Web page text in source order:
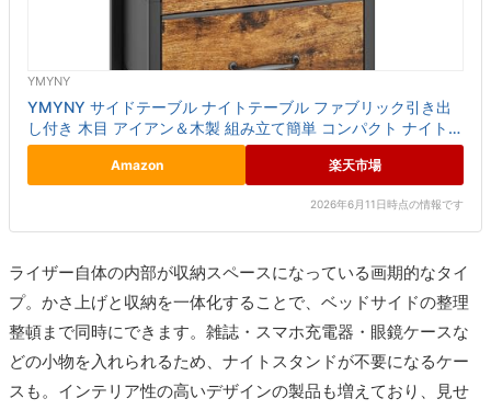
YMYNY
YMYNY サイドテーブル ナイトテーブル ファブリック引き出
し付き 木目 アイアン＆木製 組み立て簡単 コンパクト ナイトス
タンド ベッドサイドテーブル ベッド横 ソファー横 ブ...
Amazon 楽天市場
2026年6月11日時点の情報です
ライザー自体の内部が収納スペースになっている画期的なタイ
プ。 かさ上げと収納を一体化することで、ベッドサイドの整理
整頓まで同時にできます。 雑誌・スマホ充電器・眼鏡ケースな
どの小物を入れられるため、ナイトスタンドが不要になるケー
スも。インテリア性の高いデザインの製品も増えており、見せ